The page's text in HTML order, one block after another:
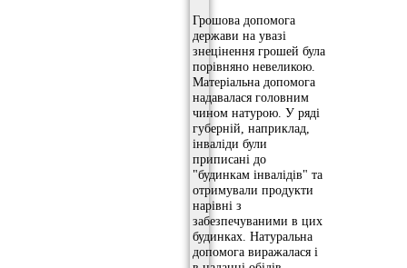
Грошова допомога
держави на увазі
знецінення грошей була
порівняно невеликою.
Матеріальна допомога
надавалася головним
чином натурою. У ряді
губерній, наприклад,
інваліди були
приписані до
"будинкам інвалідів" та
отримували продукти
нарівні з
забезпечуваними в цих
будинках. Натуральна
допомога виражалася і